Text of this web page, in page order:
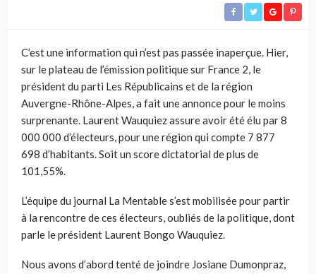
C’est une information qui n’est pas passée inaperçue. Hier,
sur le plateau de l’émission politique sur France 2, le
président du parti Les Républicains et de la région
Auvergne-Rhône-Alpes, a fait une annonce pour le moins
surprenante. Laurent Wauquiez assure avoir été élu par 8
000 000 d’électeurs, pour une région qui compte 7 877
698 d’habitants. Soit un score dictatorial de plus de
101,55%.
L’équipe du journal La Mentable s’est mobilisée pour partir
à la rencontre de ces électeurs, oubliés de la politique, dont
parle le président Laurent Bongo Wauquiez.
Nous avons d’abord tenté de joindre Josiane Dumonpraz,